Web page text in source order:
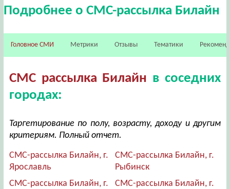
Подробнее о СМС-рассылка Билайн
Головное СМИ Метрики Отзывы Тематики
СМС рассылка Билайн в соседних
городах:
Таргетирование по полу, возрасту, доходу и другим
критериям. Полный отчет.
СМС-рассылка Билайн, г.
Ярославль
СМС-рассылка Билайн, г.
Рыбинск
СМС-рассылка Билайн, г.
СМС-рассылка Билайн, г.